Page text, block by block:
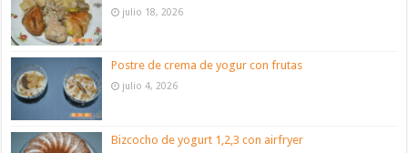
julio 18, 2026
Postre de crema de yogur con frutas
julio 4, 2026
Bizcocho de yogurt 1,2,3 con airfryer